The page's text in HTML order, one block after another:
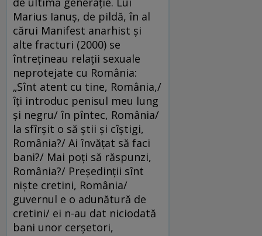
Marius Ianuş, de pildă, în al
cărui Manifest anarhist şi
alte fracturi (2000) se
întreţineau relaţii sexuale
neprotejate cu România:
„Sînt atent cu tine, România,/
îţi introduc penisul meu lung
şi negru/ în pîntec, România/
la sfîrşit o să ştii şi cîştigi,
România?/ Ai învăţat să faci
bani?/ Mai poţi să răspunzi,
România?/ Preşedinţii sînt
nişte cretini, România/
guvernul e o adunătură de
cretini/ ei n-au dat niciodată
bani unor cerşetori,